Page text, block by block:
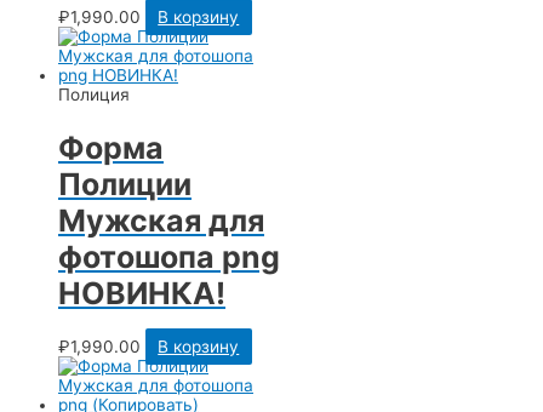
₽1,990.00 В корзину
Полиция
Форма
Полиции
Мужская для
фотошопа png
НОВИНКА!
₽1,990.00 В корзину